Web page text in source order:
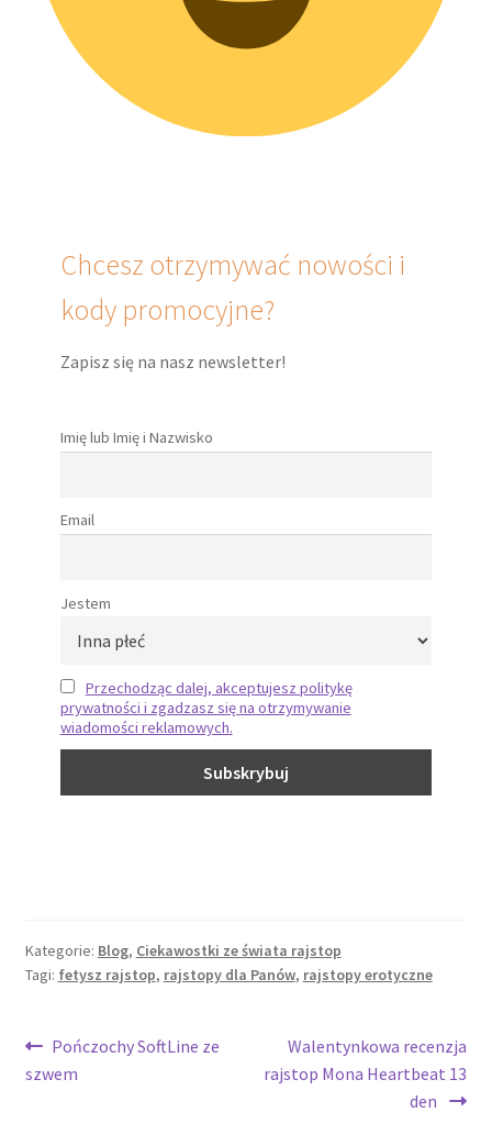
Chcesz otrzymywać nowości i
kody promocyjne?
Zapisz się na nasz newsletter!
Imię lub Imię i Nazwisko
Email
Jestem
Przechodząc dalej, akceptujesz politykę
prywatności i zgadzasz się na otrzymywanie
wiadomości reklamowych.
Kategorie: Blog, Ciekawostki ze świata rajstop
Tagi: fetysz rajstop, rajstopy dla Panów, rajstopy erotyczne
Pończochy SoftLine ze
szwem
Walentynkowa recenzja
rajstop Mona Heartbeat 13
den